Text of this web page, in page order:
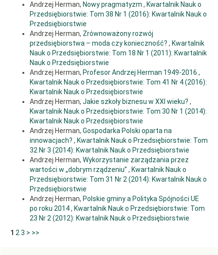
Policy Reforms”, in: Transition. The First Decade, Blejer M.I., Skreb M.
(eds.), Cambridge, Mass.,
London, England, The MIT Press, pp. 45-83.
10. Kołodko G.W. [2014], Nowy pragmatyzm, czyli ekonomia i polityka
dla przyszłości, „Ekonomista”, nr
2, s. 161-180.
11. Kornai J. [2014], Dynamizm, rywalizacja i gospodarka nadmiaru.
Dwa eseje o naturze kapitalizmu,
Kraków, Fundacja Administracji i Gospodarki Publicznej, s. 77 i dalsze.
12. Kuciński K. (red.) [2011], Glokalizacja, Warszawa, Difin.
13. Kula M. [2014], Trzeba pracować i produkować. Wykłady z
socjologii historycznej, Warszawa, Muzeum
Historii Polskiego Ruch Ludowego i Instytut Studiów Iberyjskich i
Iberoamerykańskich UW,
s. 36-37.
14. Kurzweil R. [2013], Nadchodzi osobliwość. Kiedy człowiek
przekroczy granice biologii, Warszawa,
Kurhaus Publishing.
15. Oleksyn T. (red.), Filozofia a zarządzanie, Warszawa, Oficyna
Andrzej Herman, Nowy pragmatyzm , Kwartalnik Nauk o
Przedsiębiorstwie: Tom 38 Nr 1 (2016): Kwartalnik Nauk o
Przedsiębiorstwie
Andrzej Herman, Zrównoważony rozwój
przedsiębiorstwa – moda czy konieczność? , Kwartalnik
Nauk o Przedsiębiorstwie: Tom 18 Nr 1 (2011): Kwartalnik
Nauk o Przedsiębiorstwie
Andrzej Herman, Profesor Andrzej Herman 1949-2016 ,
Kwartalnik Nauk o Przedsiębiorstwie: Tom 41 Nr 4 (2016):
Kwartalnik Nauk o Przedsiębiorstwie
Andrzej Herman, Jakie szkoły biznesu w XXI wieku? ,
Kwartalnik Nauk o Przedsiębiorstwie: Tom 30 Nr 1 (2014):
Kwartalnik Nauk o Przedsiębiorstwie
Andrzej Herman, Gospodarka Polski oparta na
innowacjach? , Kwartalnik Nauk o Przedsiębiorstwie: Tom
32 Nr 3 (2014): Kwartalnik Nauk o Przedsiębiorstwie
Andrzej Herman, Wykorzystanie zarządzania przez
wartości w „dobrym rządzeniu” , Kwartalnik Nauk o
Przedsiębiorstwie: Tom 31 Nr 2 (2014): Kwartalnik Nauk o
Przedsiębiorstwie
Andrzej Herman, Polskie gminy a Polityka Spójności UE
po roku 2014, Kwartalnik Nauk o Przedsiębiorstwie: Tom
23 Nr 2 (2012): Kwartalnik Nauk o Przedsiębiorstwie
1 23 > >>